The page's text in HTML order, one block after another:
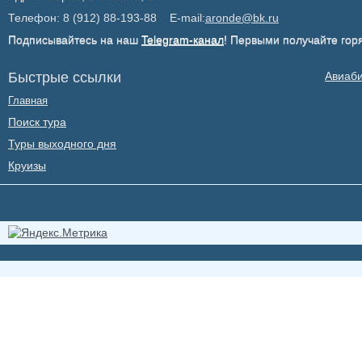
Телефон: 8 (912) 88-193-88 E-mail:aronde@bk.ru
Подписывайтесь на наш Telegram-канал! Первыми получайте
Быстрые ссылки
Главная
Поиск тура
Туры выходного дня
Круизы